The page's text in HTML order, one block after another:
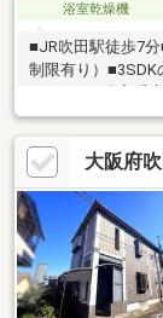
浴室乾燥機
■JR吹田駅徒歩7
制限有り）■3SDK
ンジ付き物件に関
どお住まいのご購
談くださいませ。
署もございます。
大阪府